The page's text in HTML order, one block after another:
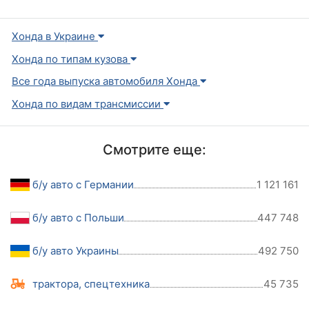
Хонда в Украине
Хонда по типам кузова
Все года выпуска автомобиля Хонда
Хонда по видам трансмиссии
Смотрите еще:
б/у авто с Германии 1 121 161
б/у авто с Польши 447 748
б/у авто Украины 492 750
трактора, спецтехника 45 735